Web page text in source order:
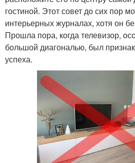
гостиной. Этот совет до сих пор
интерьерных журналах, хотя он
Прошла пора, когда телевизор,
большой диагональю, был
успеха.